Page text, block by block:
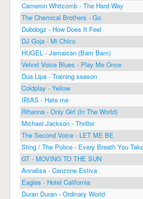
Cameron Whitcomb - The Hard Way
The Chemical Brothers - Go
Dubdogz - How Does It Feel
DJ Goja - Mi Chico
HUGEL - Jamaican (Bam Bam)
Velvet Voice Blues - Play Me Once
Dua Lipa - Training season
Coldplay - Yellow
IRIAS - Hate me
Rihanna - Only Girl (In The World)
Michael Jackson - Thriller
The Second Voice - LET ME BE
Sting / The Police - Every Breath You
GT - MOVING TO THE SUN
Annalisa - Canzone Estiva
Eagles - Hotel California
Duran Duran - Ordinary World